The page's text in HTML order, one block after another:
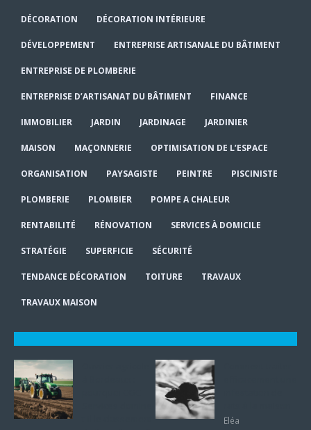
DÉCORATION DÉCORATION INTÉRIEURE
DÉVELOPPEMENT ENTREPRISE ARTISANALE DU BÂTIMENT
ENTREPRISE DE PLOMBERIE
ENTREPRISE D’ARTISANAT DU BÂTIMENT FINANCE
IMMOBILIER JARDIN JARDINAGE JARDINIER
MAISON MAÇONNERIE OPTIMISATION DE L’ESPACE
ORGANISATION PAYSAGISTE PEINTRE PISCINISTE
PLOMBERIE PLOMBIER POMPE A CHALEUR
RENTABILITÉ RÉNOVATION SERVICES À DOMICILE
STRATÉGIE SUPERFICIE SÉCURITÉ
TENDANCE DÉCORATION TOITURE TRAVAUX
TRAVAUX MAISON
Eléa